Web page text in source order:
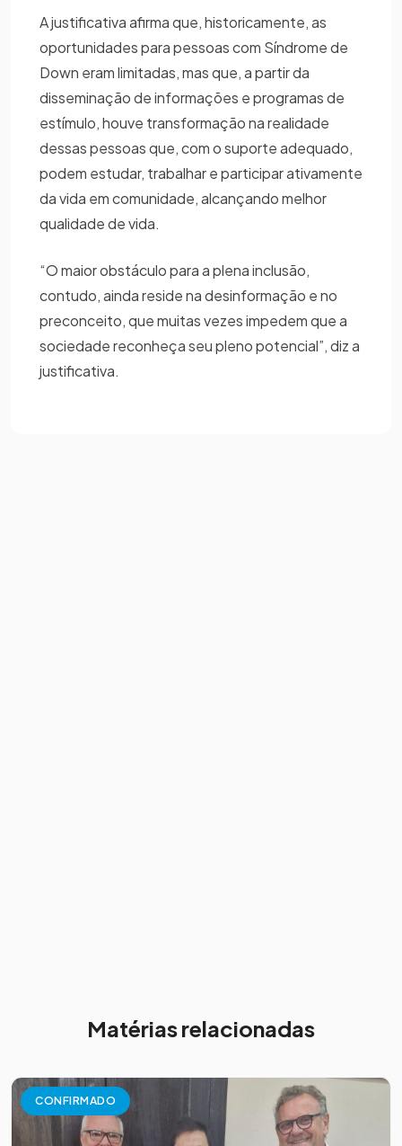
A justificativa afirma que, historicamente, as
oportunidades para pessoas com Síndrome de
Down eram limitadas, mas que, a partir da
disseminação de informações e programas de
estímulo, houve transformação na realidade
dessas pessoas que, com o suporte adequado,
podem estudar, trabalhar e participar ativamente
da vida em comunidade, alcançando melhor
qualidade de vida.
“O maior obstáculo para a plena inclusão,
contudo, ainda reside na desinformação e no
preconceito, que muitas vezes impedem que a
sociedade reconheça seu pleno potencial”, diz a
justificativa.
Matérias relacionadas
CONFIRMADO